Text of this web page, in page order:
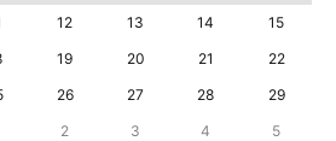
12 13 14
15
19 20 21
22
26 27 28
29
2 3 4 5